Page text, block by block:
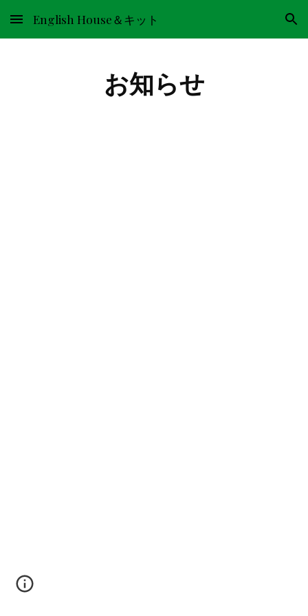
Skip to main content Skip to navigation
English House＆キット
お知らせ